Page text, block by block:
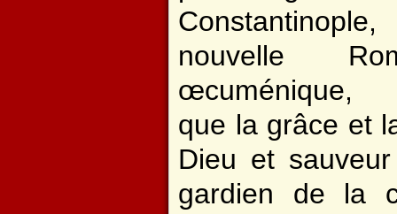
Constantinople,
nouvelle
œcuménique,
que la grâce et
Dieu et
gardien de la